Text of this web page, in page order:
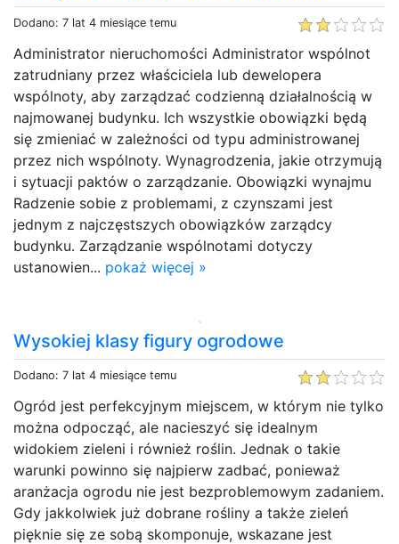
Dodano: 7 lat 4 miesiące temu
Administrator nieruchomości Administrator wspólnot
zatrudniany przez właściciela lub dewelopera
wspólnoty, aby zarządzać codzienną działalnością w
najmowanej budynku. Ich wszystkie obowiązki będą
się zmieniać w zależności od typu administrowanej
przez nich wspólnoty. Wynagrodzenia, jakie otrzymują
i sytuacji paktów o zarządzanie. Obowiązki wynajmu
Radzenie sobie z problemami, z czynszami jest
jednym z najczęstszych obowiązków zarządcy
budynku. Zarządzanie wspólnotami dotyczy
ustanowien... pokaż więcej »
Wysokiej klasy figury ogrodowe
Dodano: 7 lat 4 miesiące temu
Ogród jest perfekcyjnym miejscem, w którym nie tylko
można odpocząć, ale nacieszyć się idealnym
widokiem zieleni i również roślin. Jednak o takie
warunki powinno się najpierw zadbać, ponieważ
aranżacja ogrodu nie jest bezproblemowym zadaniem.
Gdy jakkolwiek już dobrane rośliny a także zieleń
pięknie się ze sobą skomponuje, wskazane jest